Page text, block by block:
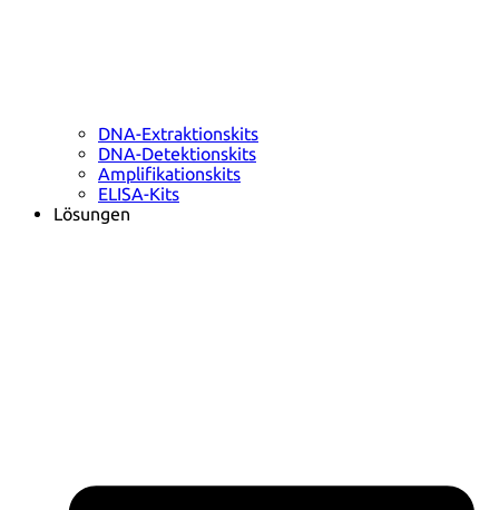
DNA-Extraktionskits
DNA-Detektionskits
Amplifikationskits
ELISA-Kits
Lösungen